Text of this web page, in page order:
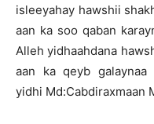
isleeyahay hawshii
aan ka soo qaban
Alleh yidhaahdana
aan ka qeyb galaynaa
yidhi Md:Cabdiraxmaan